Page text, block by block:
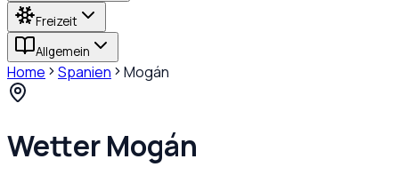
Freizeit
Allgemein
Home Spanien Mogán
WetterMogán